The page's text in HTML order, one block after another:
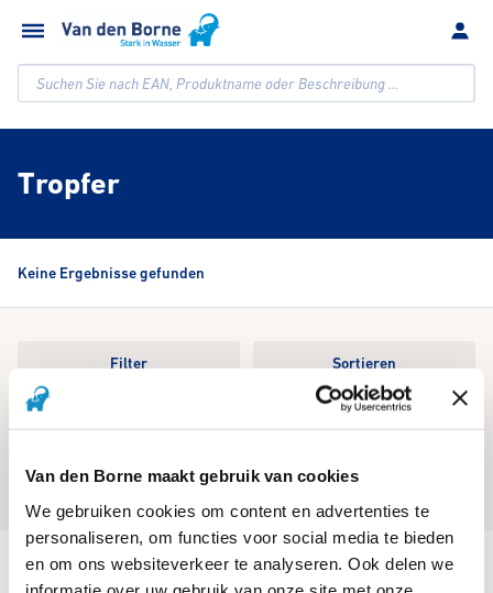
Van den Borne maakt gebruik van cookies
We gebruiken cookies om content en advertenties te
personaliseren, om functies voor social media te bieden
en om ons websiteverkeer te analyseren. Ook delen we
Suchen Sie nach EAN, Produktname oder Beschreibung ...
Tropfer
Keine Ergebnisse gefunden
Filter Sortieren
Reset Search
Homepage Sortiment
Bewässerungssysteme